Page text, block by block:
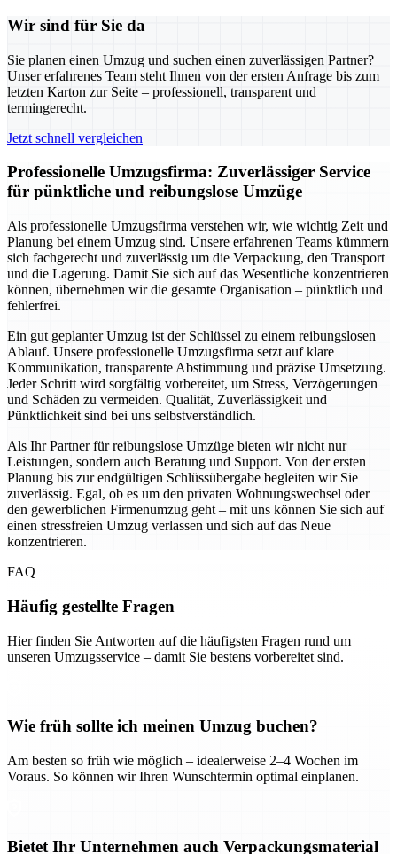
Wir sind für Sie da
Sie planen einen Umzug und suchen einen zuverlässigen Partner?
Unser erfahrenes Team steht Ihnen von der ersten Anfrage bis zum
letzten Karton zur Seite – professionell, transparent und
termingerecht.
Jetzt schnell vergleichen
Professionelle Umzugsfirma: Zuverlässiger Service
für pünktliche und reibungslose Umzüge
Als professionelle Umzugsfirma verstehen wir, wie wichtig Zeit und
Planung bei einem Umzug sind. Unsere erfahrenen Teams kümmern
sich fachgerecht und zuverlässig um die Verpackung, den Transport
und die Lagerung. Damit Sie sich auf das Wesentliche konzentrieren
können, übernehmen wir die gesamte Organisation – pünktlich und
fehlerfrei.
Ein gut geplanter Umzug ist der Schlüssel zu einem reibungslosen
Ablauf. Unsere professionelle Umzugsfirma setzt auf klare
Kommunikation, transparente Abstimmung und präzise Umsetzung.
Jeder Schritt wird sorgfältig vorbereitet, um Stress, Verzögerungen
und Schäden zu vermeiden. Qualität, Zuverlässigkeit und
Pünktlichkeit sind bei uns selbstverständlich.
Als Ihr Partner für reibungslose Umzüge bieten wir nicht nur
Leistungen, sondern auch Beratung und Support. Von der ersten
Planung bis zur endgültigen Schlüssübergabe begleiten wir Sie
zuverlässig. Egal, ob es um den privaten Wohnungswechsel oder
den gewerblichen Firmenumzug geht – mit uns können Sie sich auf
einen stressfreien Umzug verlassen und sich auf das Neue
konzentrieren.
FAQ
Häufig gestellte Fragen
Hier finden Sie Antworten auf die häufigsten Fragen rund um
unseren Umzugsservice – damit Sie bestens vorbereitet sind.
Wie früh sollte ich meinen Umzug buchen?
Am besten so früh wie möglich – idealerweise 2–4 Wochen im
Voraus. So können wir Ihren Wunschtermin optimal einplanen.
Bietet Ihr Unternehmen auch Verpackungsmaterial